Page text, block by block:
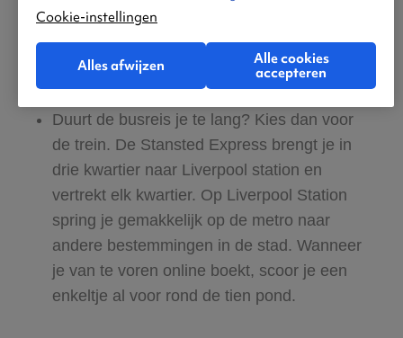
kost een enkeltje vijf pond. Koop je je
tickets ter plekke, dan koop je ze op het
vliegveld of bij de bushalte.
Duurt de busreis je te lang? Kies dan voor
de trein. De Stansted Express brengt je in
drie kwartier naar Liverpool station en
vertrekt elk kwartier. Op Liverpool Station
spring je gemakkelijk op de metro naar
andere bestemmingen in de stad. Wanneer
je van te voren online boekt, scoor je een
enkeltje al voor rond de tien pond.
Cookie-instellingen
Alles afwijzen
Alle cookies
accepteren